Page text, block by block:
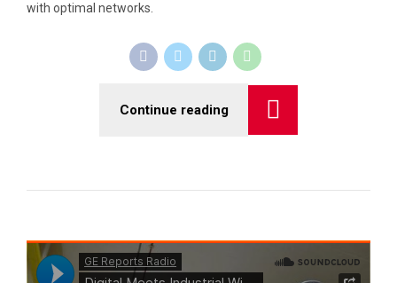
with optimal networks.
Continue reading